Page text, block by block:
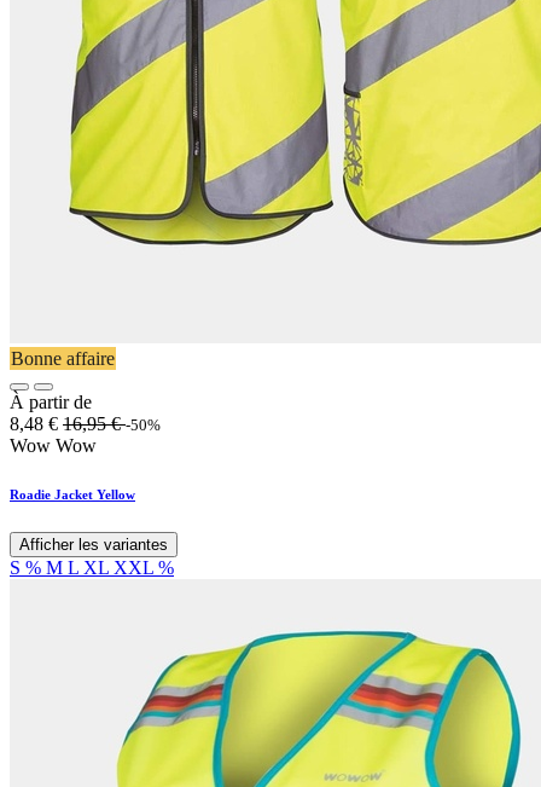
Bonne affaire
À partir de
8,48 € 16,95€ -50%
Wow Wow
Roadie Jacket Yellow
Afficher les variantes
S % M L XL XXL %